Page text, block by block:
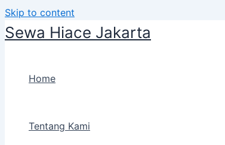
Skip to content
Sewa Hiace Jakarta
Home
Tentang Kami